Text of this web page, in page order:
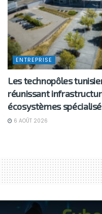
ENTREPRISE
Les technopôles
réunissant
écosystèmes
6 AOÛT 2026